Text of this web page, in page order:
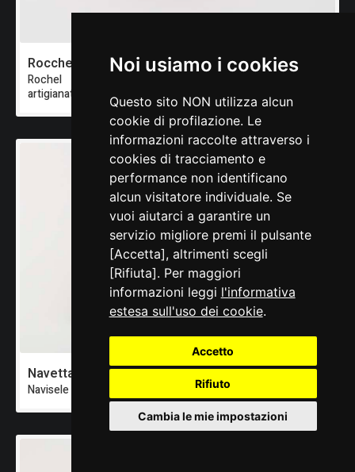
Noi usiamo i cookies
Questo sito NON utilizza alcun
cookie di profilazione. Le
informazioni raccolte attraverso i
cookies di tracciamento e
performance non identificano
alcun visitatore individuale. Se
vuoi aiutarci a garantire un
servizio migliore premi il pulsante
[Accetta], altrimenti scegli
[Rifiuta]. Per maggiori
informazioni leggi l'informativa
estesa sull'uso dei cookie.
Accetto
Rifiuto
Cambia le mie impostazioni
Rocchetto
Rochel
artigianato del Friuli occidentale
Navetta
Navisele